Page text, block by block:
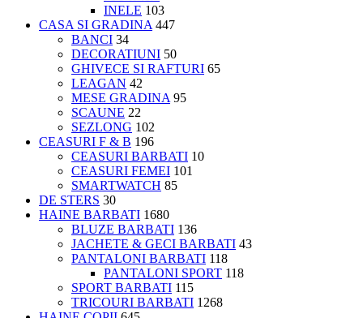
INELE 103
CASA SI GRADINA 447
BANCI 34
DECORATIUNI 50
GHIVECE SI RAFTURI 65
LEAGAN 42
MESE GRADINA 95
SCAUNE 22
SEZLONG 102
CEASURI F & B 196
CEASURI BARBATI 10
CEASURI FEMEI 101
SMARTWATCH 85
DE STERS 30
HAINE BARBATI 1680
BLUZE BARBATI 136
JACHETE & GECI BARBATI 43
PANTALONI BARBATI 118
PANTALONI SPORT 118
SPORT BARBATI 115
TRICOURI BARBATI 1268